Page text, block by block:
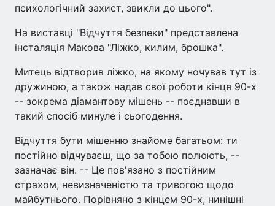
психологічний захист, звикли до цього".
На виставці "Відчуття безпеки" представлена
інсталяція Макова "Ліжко, килим, брошка".
Митець відтворив ліжко, на якому ночував тут із
дружиною, а також надав свої роботи кінця 90-х
-- зокрема діамантову мішень -- поєднавши в
такий спосіб минуле і сьогодення.
Відчуття бути мішенню знайоме багатьом: ти
постійно відчуваєш, що за тобою полюють, --
зазначає він. -- Це пов'язано з постійним
страхом, невизначеністю та тривогою щодо
майбутнього. Порівняно з кінцем 90-х, нинішні